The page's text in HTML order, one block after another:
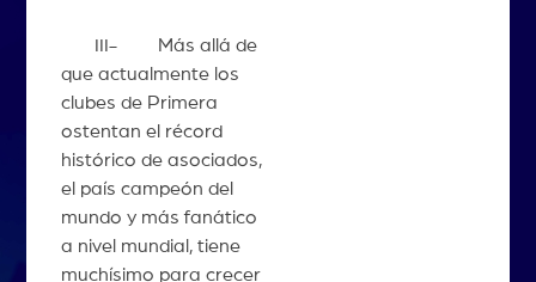
III- Más allá de
que actualmente los
clubes de Primera
ostentan el récord
histórico de asociados,
el país campeón del
mundo y más fanático
a nivel mundial, tiene
muchísimo para crecer